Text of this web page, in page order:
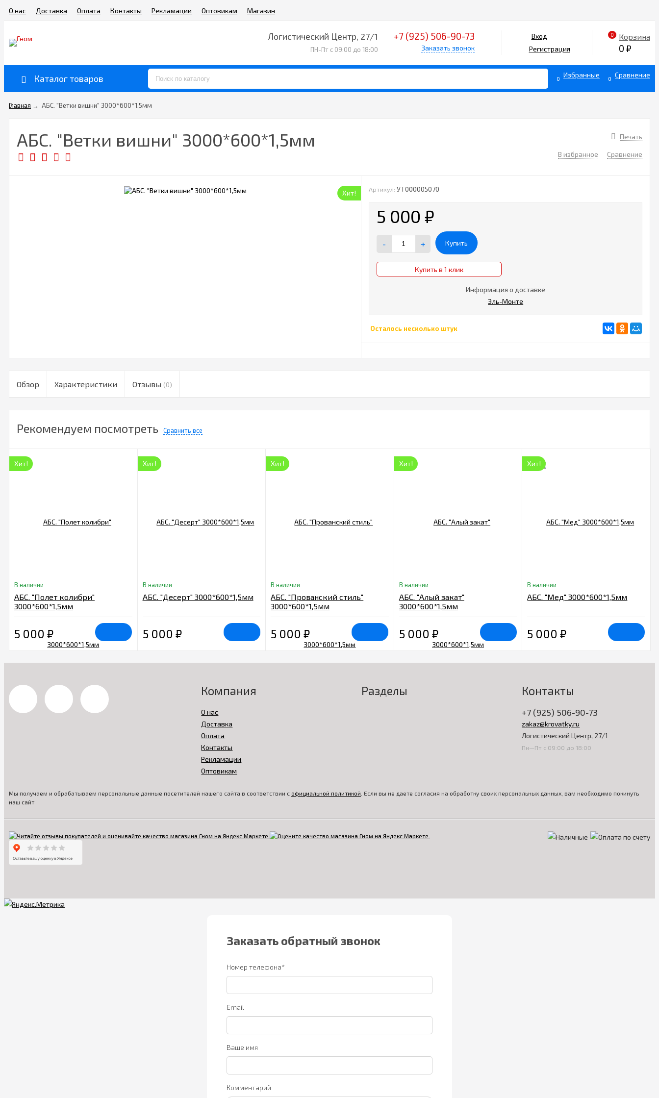
О нас Доставка Оплата Контакты Рекламации Оптовикам Магазин
Логистический Центр, 27/1
ПН-Пт с 09:00 до 18:00
+7 (925) 506-90-73
Заказать звонок
Вход
Регистрация
0 Корзина
0 ₽
Каталог товаров 0 Избранные 0 Сравнение
Главная → АБС. "Ветки вишни" 3000*600*1,5мм
Печать
АБС. "Ветки вишни" 3000*600*1,5мм
В избранное Сравнение
Хит! Артикул: УТ000005070
5 000₽
- + Купить
Купить в 1 клик
Информация о доставке
Эль-Монте
Осталось несколько штук
Обзор Характеристики Отзывы (0)
Рекомендуем посмотреть Сравнить все
Хит!
В наличии
АБС. "Полет колибри"
3000*600*1,5мм
5 000 ₽
Хит!
В наличии
АБС. "Десерт" 3000*600*1,5мм
5 000 ₽
Хит!
В наличии
АБС. "Прованский стиль"
3000*600*1,5мм
5 000₽
Хит!
В наличии
АБС. "Алый закат"
3000*600*1,5мм
5 000 ₽
Хит!
В наличии
АБС. "Мед" 3000*600*1,5мм
5 000₽
Компания
О нас
Доставка
Оплата
Контакты
Рекламации
Оптовикам
Разделы Контакты
+7 (925) 506-90-73
zakaz@krovatky.ru
Логистический Центр, 27/1
Пн—Пт с 09:00 до 18:00
Мы получаем и обрабатываем персональные данные посетителей нашего сайта в соответствии с официальной политикой . Если вы не даете согласия на обработку своих персональных данных, вам необходимо покинуть
наш сайт
Заказать обратный звонок
Номер телефона*
Email
Ваше имя
Комментарий